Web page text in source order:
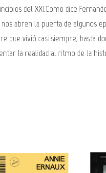
del XXI.Como dice
abren la puerta de algunos
que vivió casi siempre, hasta
la realidad al ritmo de la